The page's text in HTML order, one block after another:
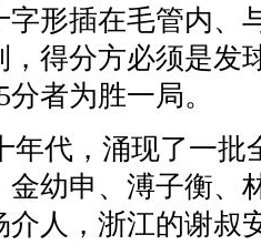
字形插在毛管内、
，得分方必须是发
者为胜一局。
年代，涌现了一批
金幼申、溥子衡、
介人，浙江的谢叔